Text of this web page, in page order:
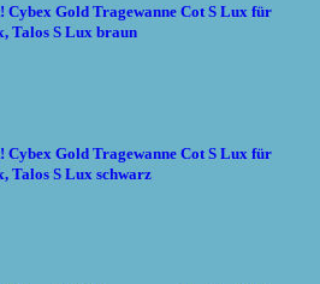
Cybex Gold Tragewanne Cot S Lux für
Talos S Lux braun
Cybex Gold Tragewanne Cot S Lux für
Talos S Lux schwarz